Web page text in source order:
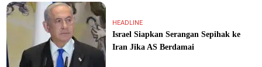
HEADLINE
Israel Siapkan Serangan Sepihak ke
Iran Jika AS Berdamai